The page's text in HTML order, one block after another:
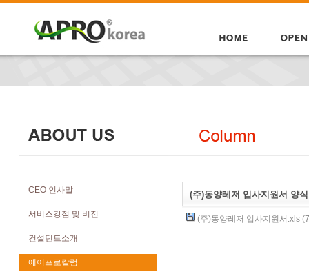
CEO 인사말
서비스강점 및 비전
컨설턴트소개
에이프로칼럼
(주)동양레저 입사지원서 양식
(주)동양레저 입사지원서.xls